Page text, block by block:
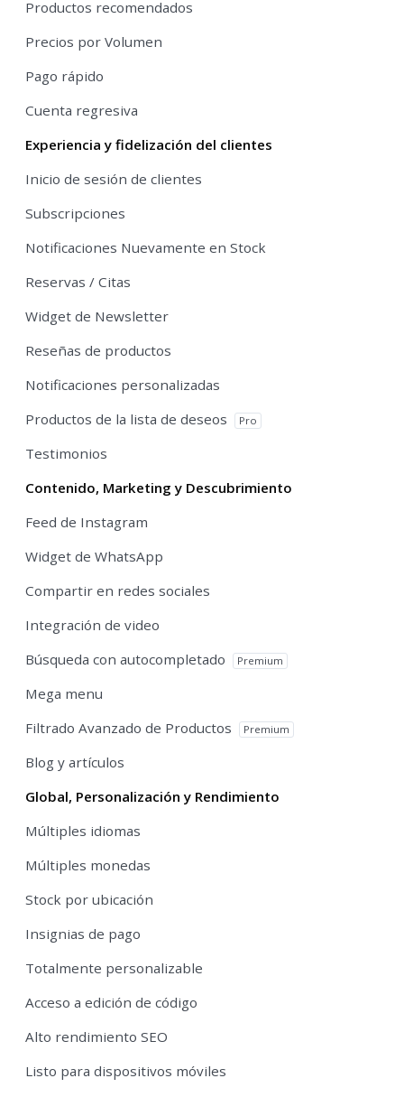
Productos recomendados
Precios por Volumen
Pago rápido
Cuenta regresiva
Experiencia y fidelización del clientes
Inicio de sesión de clientes
Subscripciones
Notificaciones Nuevamente en Stock
Reservas / Citas
Widget de Newsletter
Reseñas de productos
Notificaciones personalizadas
Productos de la lista de deseos
Pro
Testimonios
Contenido, Marketing y Descubrimiento
Feed de Instagram
Widget de WhatsApp
Compartir en redes sociales
Integración de video
Búsqueda con autocompletado
Premium
Mega menu
Filtrado Avanzado de Productos
Premium
Blog y artículos
Global, Personalización y Rendimiento
Múltiples idiomas
Múltiples monedas
Stock por ubicación
Insignias de pago
Totalmente personalizable
Acceso a edición de código
Alto rendimiento SEO
Listo para dispositivos móviles